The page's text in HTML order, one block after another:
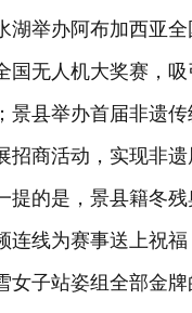
湖举办阿布加西亚
国无人机大奖赛，
景县举办首届非遗
招商活动，实现非
提的是，景县籍冬
连线为赛事送上祝
女子站姿组全部金